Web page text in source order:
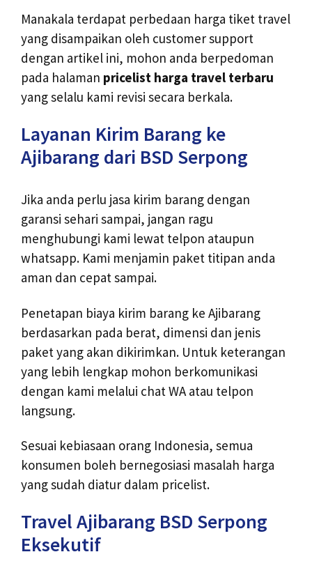
Manakala terdapat perbedaan harga tiket travel
yang disampaikan oleh customer support
dengan artikel ini, mohon anda berpedoman
pada halaman pricelist harga travel terbaru
yang selalu kami revisi secara berkala.
Layanan Kirim Barang ke
Ajibarang dari BSD Serpong
Jika anda perlu jasa kirim barang dengan
garansi sehari sampai, jangan ragu
menghubungi kami lewat telpon ataupun
whatsapp. Kami menjamin paket titipan anda
aman dan cepat sampai.
Penetapan biaya kirim barang ke Ajibarang
berdasarkan pada berat, dimensi dan jenis
paket yang akan dikirimkan. Untuk keterangan
yang lebih lengkap mohon berkomunikasi
dengan kami melalui chat WA atau telpon
langsung.
Sesuai kebiasaan orang Indonesia, semua
konsumen boleh bernegosiasi masalah harga
yang sudah diatur dalam pricelist.
Travel Ajibarang BSD Serpong
Eksekutif